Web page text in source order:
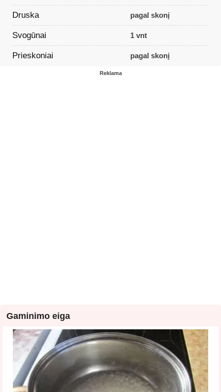
Druska pagal skonį
Svogūnai 1 vnt
Prieskoniai pagal skonį
Reklama
Gaminimo eiga